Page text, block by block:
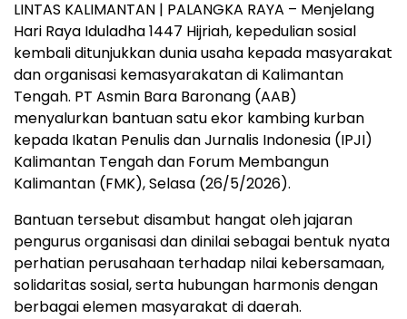
LINTAS KALIMANTAN | PALANGKA RAYA – Menjelang
Hari Raya Iduladha 1447 Hijriah, kepedulian sosial
kembali ditunjukkan dunia usaha kepada masyarakat
dan organisasi kemasyarakatan di Kalimantan
Tengah. PT Asmin Bara Baronang (AAB)
menyalurkan bantuan satu ekor kambing kurban
kepada Ikatan Penulis dan Jurnalis Indonesia (IPJI)
Kalimantan Tengah dan Forum Membangun
Kalimantan (FMK), Selasa (26/5/2026).
Bantuan tersebut disambut hangat oleh jajaran
pengurus organisasi dan dinilai sebagai bentuk nyata
perhatian perusahaan terhadap nilai kebersamaan,
solidaritas sosial, serta hubungan harmonis dengan
berbagai elemen masyarakat di daerah.